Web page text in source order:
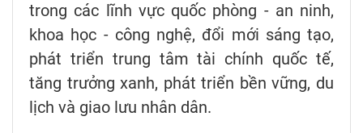
trong các lĩnh vực quốc phòng - an ninh,
khoa học - công nghệ, đổi mới sáng tạo,
phát triển trung tâm tài chính quốc tế,
tăng trưởng xanh, phát triển bền vững, du
lịch và giao lưu nhân dân.